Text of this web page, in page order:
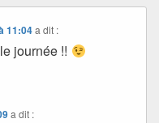
11:04 a dit :
journée !!
a dit :